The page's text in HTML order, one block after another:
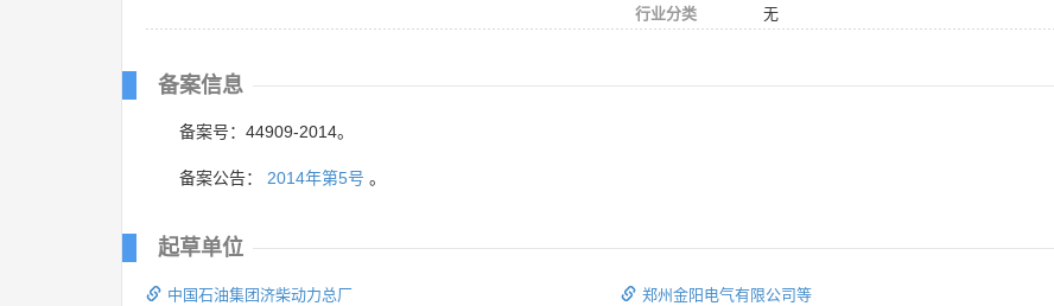
行业分类
无
备案信息
备案号：44909-2014。
备案公告： 2014年第5号 。
起草单位
中国石油集团济柴动力总厂 郑州金阳电气有限公司等